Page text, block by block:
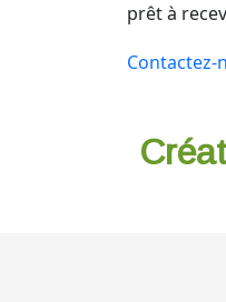
prêt à
Contactez-